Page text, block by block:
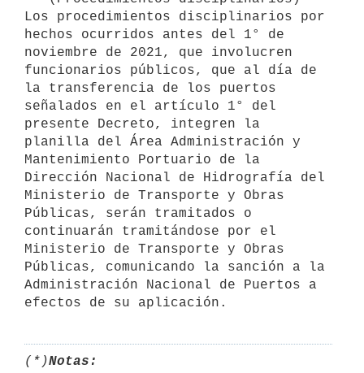
Los procedimientos disciplinarios por
hechos ocurridos antes del 1° de
noviembre de 2021, que involucren
funcionarios públicos, que al día de
la transferencia de los puertos
señalados en el artículo 1° del
presente Decreto, integren la
planilla del Área Administración y
Mantenimiento Portuario de la
Dirección Nacional de Hidrografía del
Ministerio de Transporte y Obras
Públicas, serán tramitados o
continuarán tramitándose por el
Ministerio de Transporte y Obras
Públicas, comunicando la sanción a la
Administración Nacional de Puertos a
(*)Notas: